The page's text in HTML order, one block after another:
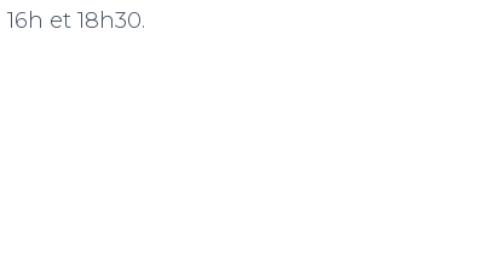
et 18h30.